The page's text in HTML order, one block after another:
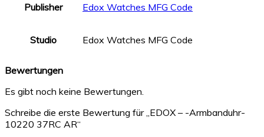
Publisher Edox Watches MFG Code
Studio Edox Watches MFG Code
Bewertungen
Es gibt noch keine Bewertungen.
Schreibe die erste Bewertung für „EDOX – -Armbanduhr-
10220 37RC AR“